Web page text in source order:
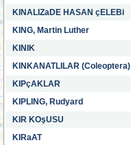
KINALIZaDE HASAN çELEBi
KING, Martin Luther
KINIK
KINKANATLILAR (Coleoptera)
KIPçAKLAR
KIPLING, Rudyard
KIR KOşUSU
KIRaAT